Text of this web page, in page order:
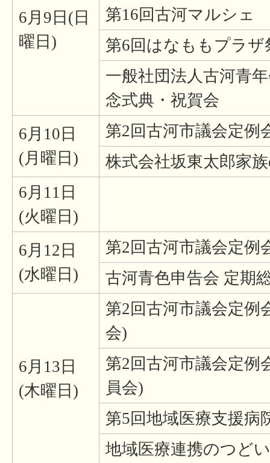
6月9日(日
曜日)
第16回古河マルシェ
第6回はなももプラザ
一般社団法人古河青
念式典・祝賀会
6月10日
(月曜日)
第2回古河市議会定例
株式会社坂東太郎家
6月11日
(火曜日)
6月12日
(水曜日)
第2回古河市議会定例
古河青色申告会 定期
6月13日
(木曜日)
第2回古河市議会定例
会)
第2回古河市議会定例
員会)
第5回地域医療支援病
地域医療連携のつど